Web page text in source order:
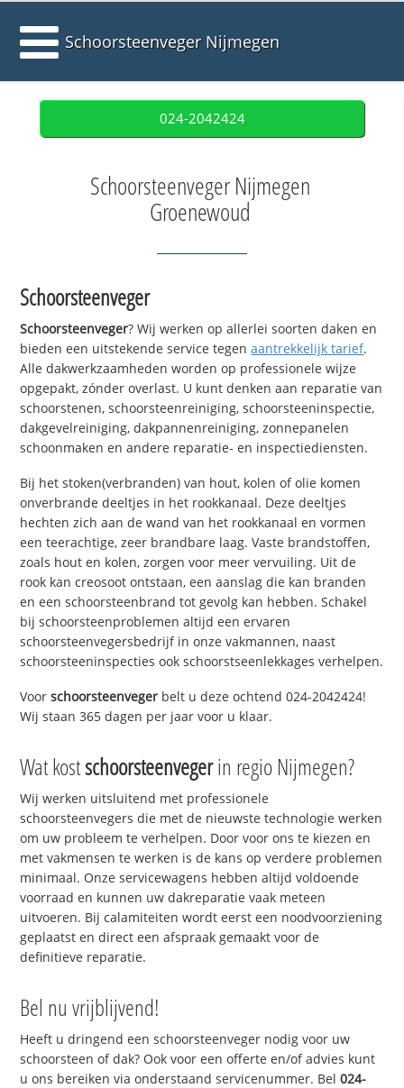
Schoorsteenveger Nijmegen
024-2042424
Schoorsteenveger Nijmegen
Groenewoud
Schoorsteenveger
Schoorsteenveger? Wij werken op allerlei soorten daken en
bieden een uitstekende service tegenaantrekkelijk tarief.
Alle dakwerkzaamheden worden op professionele wijze
opgepakt, zónder overlast. U kunt denken aan reparatie van
schoorstenen, schoorsteenreiniging, schoorsteeninspectie,
dakgevelreiniging, dakpannenreiniging, zonnepanelen
schoonmaken en andere reparatie- en inspectiediensten.
Bij het stoken(verbranden) van hout, kolen of olie komen
onverbrande deeltjes in het rookkanaal. Deze deeltjes
hechten zich aan de wand van het rookkanaal en vormen
een teerachtige, zeer brandbare laag. Vaste brandstoffen,
zoals hout en kolen, zorgen voor meer vervuiling. Uit de
rook kan creosoot ontstaan, een aanslag die kan branden
en een schoorsteenbrand tot gevolg kan hebben. Schakel
bij schoorsteenproblemen altijd een ervaren
schoorsteenvegersbedrijf in onze vakmannen, naast
schoorsteeninspecties ook schoorstseenlekkages verhelpen.
Voorschoorsteenveger belt u deze ochtend 024-2042424!
Wij staan 365 dagen per jaar voor u klaar.
Wat kostschoorsteenvegerin regio Nijmegen?
Wij werken uitsluitend met professionele
schoorsteenvegers die met de nieuwste technologie werken
om uw probleem te verhelpen. Door voor ons te kiezen en
met vakmensen te werken is de kans op verdere problemen
minimaal. Onze servicewagens hebben altijd voldoende
voorraad en kunnen uw dakreparatie vaak meteen
uitvoeren. Bij calamiteiten wordt eerst een noodvoorziening
geplaatst en direct een afspraak gemaakt voor de
definitieve reparatie.
Bel nu vrijblijvend!
Heeft u dringend een schoorsteenveger nodig voor uw
schoorsteen of dak? Ook voor een offerte en/of advies kunt
u ons bereiken via onderstaand servicenummer. Bel024-